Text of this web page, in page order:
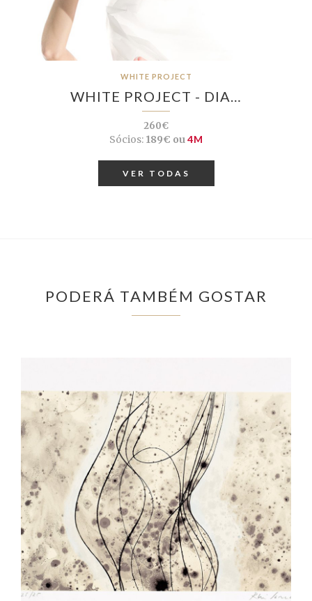
WHITE PROJECT
WHITE PROJECT - DIA…
260€
Sócios:189€ ou4M
VER TODAS
PODERÁ TAMBÉM GOSTAR